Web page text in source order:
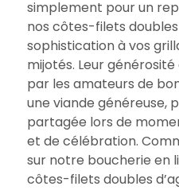
simplement pour un
nos côtes-filets
sophistication à vos
mijotés. Leur
par les amateurs de
une viande généreuse,
partagée lors de
et de célébration.
sur notre boucherie en
côtes-filets doubles